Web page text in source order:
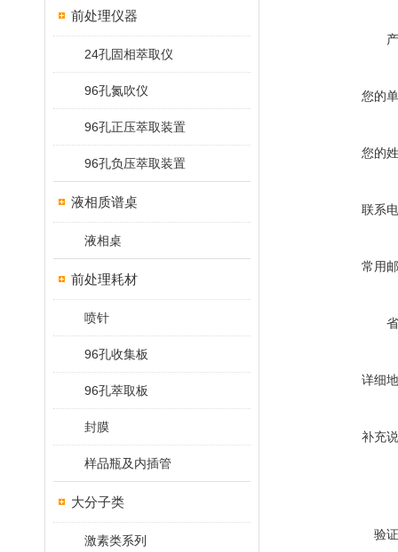
前处理仪器
24孔固相萃取仪
96孔氮吹仪
96孔正压萃取装置
96孔负压萃取装置
液相质谱桌
液相桌
前处理耗材
喷针
96孔收集板
96孔萃取板
封膜
样品瓶及内插管
大分子类
激素类系列
您的
您的
联系
常用
详细
补充
验